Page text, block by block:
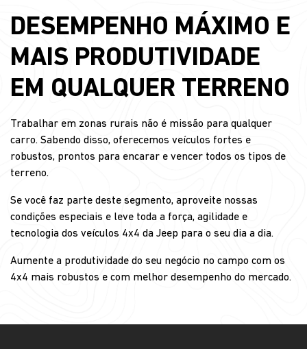
DESEMPENHO MÁXIMO E
MAIS PRODUTIVIDADE
EM QUALQUER TERRENO
Trabalhar em zonas rurais não é missão para qualquer
carro. Sabendo disso, oferecemos veículos fortes e
robustos, prontos para encarar e vencer todos os tipos de
terreno.
Se você faz parte deste segmento, aproveite nossas
condições especiais e leve toda a força, agilidade e
tecnologia dos veículos 4x4 da Jeep para o seu dia a dia.
Aumente a produtividade do seu negócio no campo com os
4x4 mais robustos e com melhor desempenho do mercado.